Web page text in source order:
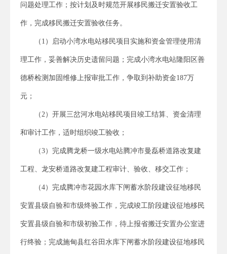
问题处理工作；按计划及时规范开展移民搬迁安置验收工
作，完成移民搬迁安置验收任务。
（1）启动小湾水电站移民项目实施和资金管理使用清
理工作，妥善解决历史遗留问题；完成小湾水电站隆阳区善
德桥检测加固维修上报审批工作，争取到补助资金187万
元；
（2）开展三岔河水电站移民项目竣工结算、资金清理
和审计工作，适时组织竣工验收；
（3）完成腾龙桥一级水电站腾冲市曼磊桥道路改复建
工程、龙安桥道路改复建工程审计、验收、移交工作；
（4）完成腾冲市花园水库下闸蓄水阶段建设征地移民
安置县级自验和市级终验工作，完成竣工阶段建设征地移民
安置县级自验和市级初验工作，待上报省搬迁安置办公室进
行终验；完成施甸县红谷田水库下闸蓄水阶段建设征地移民